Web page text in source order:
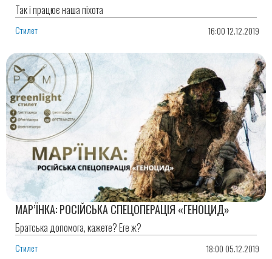
Так і працює наша піхота
Стилет 16:00 12.12.2019
МАР’ЇНКА: РОСІЙСЬКА СПЕЦОПЕРАЦІЯ «ГЕНОЦИД»
Братська допомога, кажете? Еге ж?
Стилет 18:00 05.12.2019